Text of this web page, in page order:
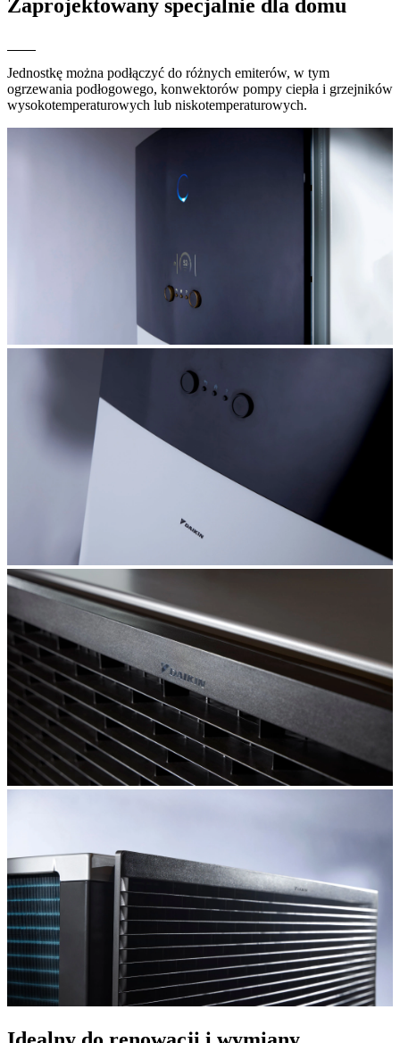
Zaprojektowany specjalnie dla domu
Jednostkę można podłączyć do różnych emiterów, w tym
ogrzewania podłogowego, konwektorów pompy ciepła i grzejników
wysokotemperaturowych lub niskotemperaturowych.